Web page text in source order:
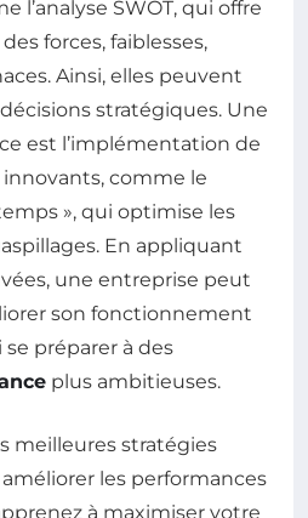
l’analyse SWOT, qui offre
forces, faiblesses,
Ainsi, elles peuvent
stratégiques. Une
est l’implémentation de
comme le
», qui optimise les
En appliquant
une entreprise peut
son fonctionnement
préparer à des
plus ambitieuses.